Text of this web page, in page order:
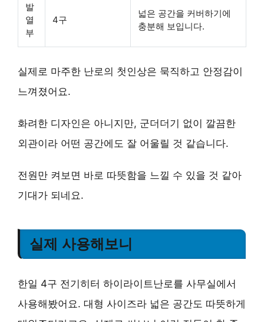
발
열
부
4구
넓은 공간을 커버하기에
충분해 보입니다.
실제로 마주한 난로의 첫인상은 묵직하고 안정감이
느껴졌어요.
화려한 디자인은 아니지만, 군더더기 없이 깔끔한
외관이라 어떤 공간에도 잘 어울릴 것 같습니다.
전원만 켜보면 바로 따뜻함을 느낄 수 있을 것 같아
기대가 되네요.
실제 사용해보니
한일 4구 전기히터 하이라이트난로를 사무실에서
사용해봤어요. 대형 사이즈라 넓은 공간도 따뜻하게